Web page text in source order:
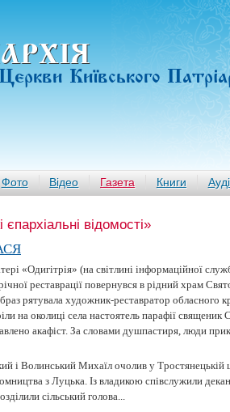
Київського
Фото Відео Газета Книги
єпархіальні відомості»
«Одигітрія» (на світлині інформаційної
реставрації повернувся в рідний храм
рятувала художник-реставратор обласного
на околиці села настоятель парафії священик
акафіст. За словами душпастиря, люди
і Волинський Михаїл очолив у Тростянецькій
з Луцька. Із владикою співслужили декан
сільський голова...